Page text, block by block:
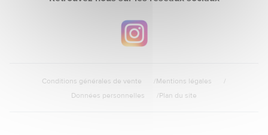
Conditions générales de vente
Mentions légales
Données personnelles
Plan du site